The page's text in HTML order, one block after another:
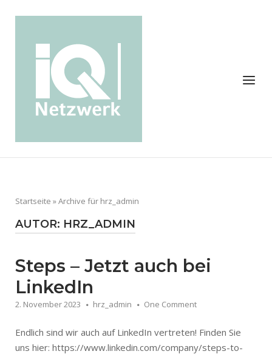
Menu
Startseite »Archive für hrz_admin
AUTOR: HRZ_ADMIN
Steps – Jetzt auch bei
LinkedIn
2. November 2023 hrz_admin One Comment
Endlich sind wir auch auf LinkedIn vertreten! Finden Sie
uns hier: https://www.linkedin.com/company/steps-to-